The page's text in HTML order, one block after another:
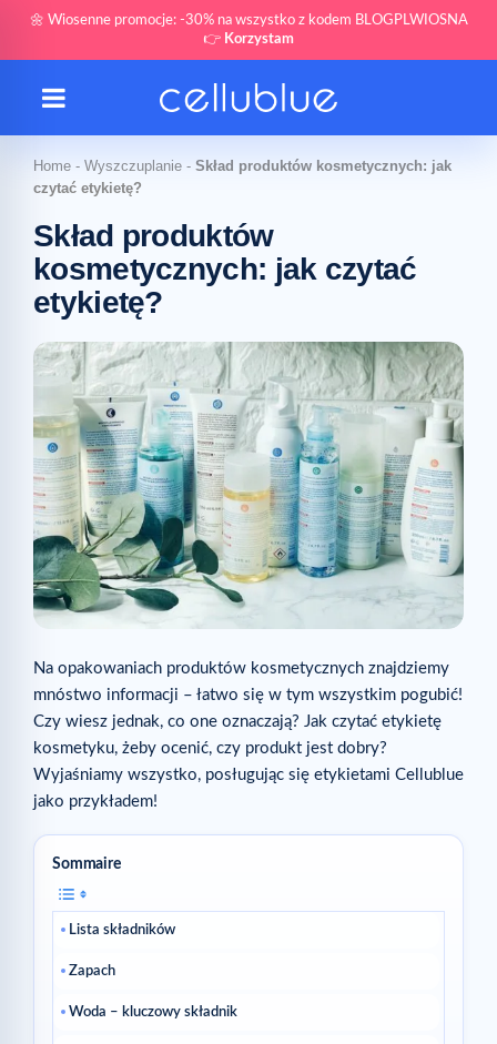
🌼 Wiosenne promocje: -30% na wszystko z kodem BLOGPLWIOSNA
👉 Korzystam
Home - Wyszczuplanie - Skład produktów kosmetycznych: jak
czytać etykietę?
Skład produktów
kosmetycznych: jak czytać
etykietę?
Na opakowaniach produktów kosmetycznych znajdziemy
mnóstwo informacji – łatwo się w tym wszystkim pogubić!
Czy wiesz jednak, co one oznaczają? Jak czytać etykietę
kosmetyku, żeby ocenić, czy produkt jest dobry?
Wyjaśniamy wszystko, posługując się etykietami Cellublue
jako przykładem!
Sommaire
Lista składników
Zapach
Woda – kluczowy składnik